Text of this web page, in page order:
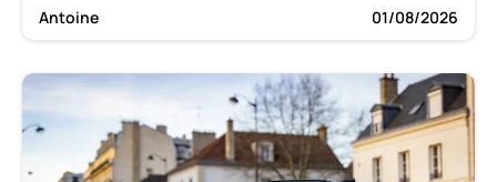
Antoine 01/08/2026